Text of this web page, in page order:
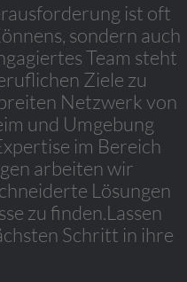
ist oft
sondern auch
Team steht
Ziele zu
Netzwerk von
und Umgebung
im Bereich
arbeiten wir
Lösungen
zu finden.Lassen
Schritt in ihre